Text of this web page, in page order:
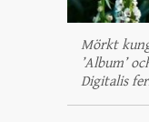
Mörkt
’Album’
Digitalis